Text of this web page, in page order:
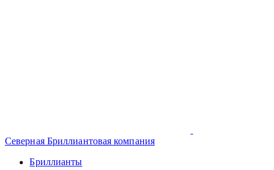
Северная Бриллиантовая компания
Бриллианты